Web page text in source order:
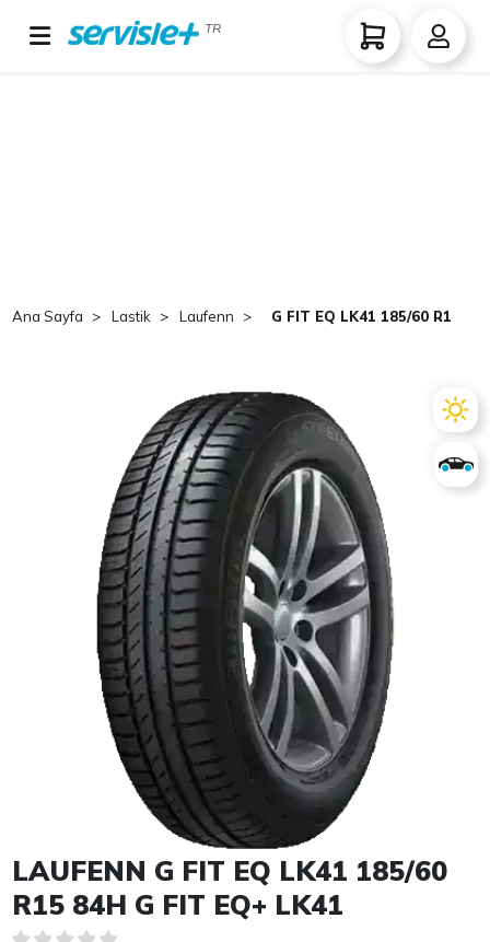
TR
Ana Sayfa Lastik Laufenn G FIT EQ LK41 185/60 R15
Item 1 of 1
LAUFENN G FIT EQ LK41 185/60
R15 84H G FIT EQ+ LK41